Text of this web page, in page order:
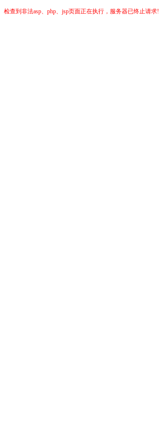
检查到非法asp、php、jsp页面正在执行，服务器已终止请求!